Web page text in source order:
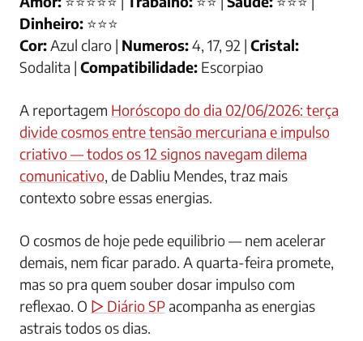
Dinheiro: ⭐⭐⭐
Cor:Azul claro | Numeros:4, 17, 92 | Cristal:
Sodalita | Compatibilidade: Escorpiao
A reportagem Horóscopo do dia 02/06/2026: terça
divide cosmos entre tensão mercuriana e impulso
criativo — todos os 12 signos navegam dilema
comunicativo, de Dabliu Mendes, traz mais
contexto sobre essas energias.
O cosmos de hoje pede equilibrio — nem acelerar
demais, nem ficar parado. A quarta-feira promete,
mas so pra quem souber dosar impulso com
reflexao. O ▷ Diário SPacompanha as energias
astrais todos os dias.